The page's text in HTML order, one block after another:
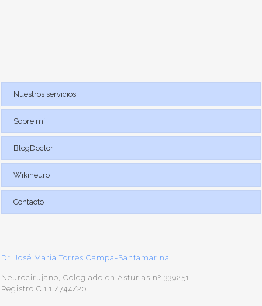
Nuestros servicios
Sobre mí
BlogDoctor
Wikineuro
Contacto
Dr. José María Torres Campa-Santamarina
Neurocirujano, Colegiado en Asturias nº 339251
Registro C.1.1./744/20